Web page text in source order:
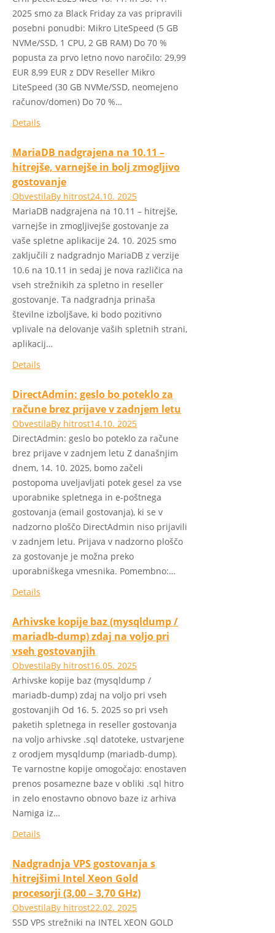
2025 smo za Black Friday za vas pripravili
posebni ponudbi: Mikro LiteSpeed (5 GB
NVMe/SSD, 1 CPU, 2 GB RAM) Do 70 %
popusta za prvo letno novo naročilo: 29,99
EUR 8,99 EUR z DDV Reseller Mikro
LiteSpeed (30 GB NVMe/SSD, neomejeno
računov/domen) Do 70 %…
Details
MariaDB nadgrajena na 10.11 –
hitrejše, varnejše in bolj zmogljivo
gostovanje
ObvestilaBy hitrost24.10. 2025
MariaDB nadgrajena na 10.11 – hitrejše,
varnejše in zmogljivejše gostovanje za
vaše spletne aplikacije 24. 10. 2025 smo
zaključili z nadgradnjo MariaDB z verzije
10.6 na 10.11 in sedaj je nova različica na
vseh strežnikih za spletno in reseller
gostovanje. Ta nadgradnja prinaša
številne izboljšave, ki bodo pozitivno
vplivale na delovanje vaših spletnih strani,
aplikacij…
Details
DirectAdmin: geslo bo poteklo za
račune brez prijave v zadnjem letu
ObvestilaBy hitrost14.10. 2025
DirectAdmin: geslo bo poteklo za račune
brez prijave v zadnjem letu Z današnjim
dnem, 14. 10. 2025, bomo začeli
postopoma uveljavljati potek gesel za vse
uporabnike spletnega in e-poštnega
gostovanja (email gostovanja), ki se v
nadzorno ploščo DirectAdmin niso prijavili
v zadnjem letu. Prijava v nadzorno ploščo
za gostovanje je možna preko
uporabniškega vmesnika. Pomembno:…
Details
Arhivske kopije baz (mysqldump /
mariadb-dump) zdaj na voljo pri
vseh gostovanjih
ObvestilaBy hitrost16.05. 2025
Arhivske kopije baz (mysqldump /
mariadb-dump) zdaj na voljo pri vseh
gostovanjih Od 16. 5. 2025 so pri vseh
paketih spletnega in reseller gostovanja
na voljo arhivske .sql datoteke, ustvarjene
z orodjem mysqldump (mariadb-dump).
Te varnostne kopije omogočajo: enostaven
prenos posamezne baze v obliki .sql hitro
in zelo enostavno obnovo baze iz arhiva
Namiga iz…
Details
Nadgradnja VPS gostovanja s
hitrejšimi Intel Xeon Gold
procesorji (3,00 – 3,70 GHz)
ObvestilaBy hitrost22.02. 2025
SSD VPS strežniki na INTEL XEON GOLD